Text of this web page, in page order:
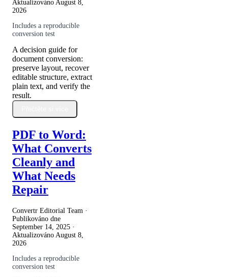
Aktualizováno August 8,
2026
Includes a reproducible
conversion test
A decision guide for
document conversion:
preserve layout, recover
editable structure, extract
plain text, and verify the
result.
PDF to Word:
What Converts
Cleanly and
What Needs
Repair
Convertr Editorial Team ·
Publikováno dne
September 14, 2025 ·
Aktualizováno August 8,
2026
Includes a reproducible
conversion test